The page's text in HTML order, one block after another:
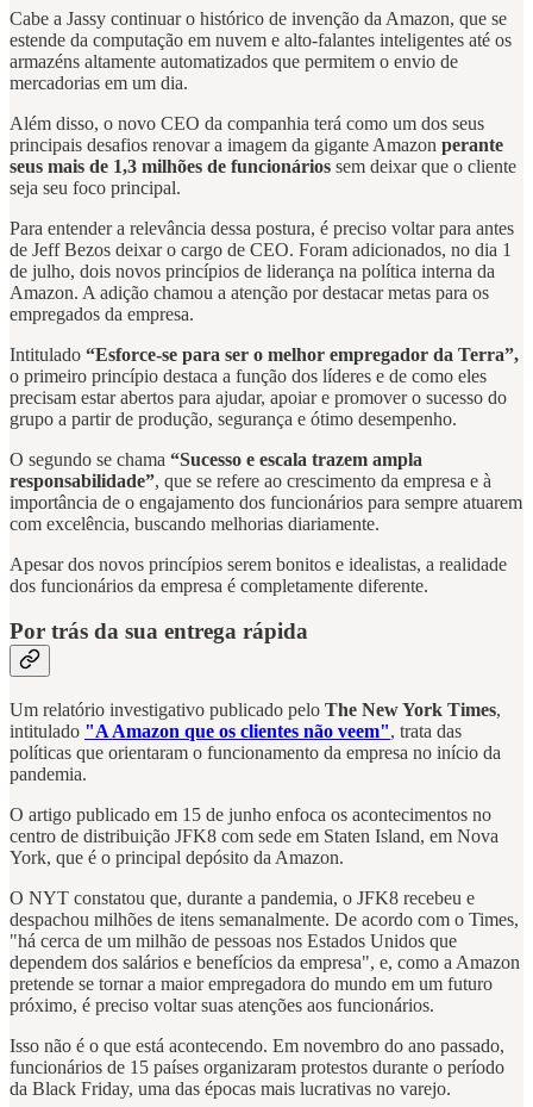
Cabe a Jassy continuar o histórico de invenção da Amazon, que se
estende da computação em nuvem e alto-falantes inteligentes até os
armazéns altamente automatizados que permitem o envio de
mercadorias em um dia.
Além disso, o novo CEO da companhia terá como um dos seus
principais desafios renovar a imagem da gigante Amazon perante
seus mais de 1,3 milhões de funcionários sem deixar que o cliente
seja seu foco principal.
Para entender a relevância dessa postura, é preciso voltar para antes
de Jeff Bezos deixar o cargo de CEO. Foram adicionados, no dia 1
de julho, dois novos princípios de liderança na política interna da
Amazon. A adição chamou a atenção por destacar metas para os
empregados da empresa.
Intitulado “Esforce-se para ser o melhor empregador da Terra”,
o primeiro princípio destaca a função dos líderes e de como eles
precisam estar abertos para ajudar, apoiar e promover o sucesso do
grupo a partir de produção, segurança e ótimo desempenho.
O segundo se chama “Sucesso e escala trazem ampla
responsabilidade”, que se refere ao crescimento da empresa e à
importância de o engajamento dos funcionários para sempre atuarem
com excelência, buscando melhorias diariamente.
Apesar dos novos princípios serem bonitos e idealistas, a realidade
dos funcionários da empresa é completamente diferente.
Por trás da sua entrega rápida
Um relatório investigativo publicado pelo The New York Times,
intitulado "A Amazon que os clientes não veem", trata das
políticas que orientaram o funcionamento da empresa no início da
pandemia.
O artigo publicado em 15 de junho enfoca os acontecimentos no
centro de distribuição JFK8 com sede em Staten Island, em Nova
York, que é o principal depósito da Amazon.
O NYT constatou que, durante a pandemia, o JFK8 recebeu e
despachou milhões de itens semanalmente. De acordo com o Times,
"há cerca de um milhão de pessoas nos Estados Unidos que
dependem dos salários e benefícios da empresa", e, como a Amazon
pretende se tornar a maior empregadora do mundo em um futuro
próximo, é preciso voltar suas atenções aos funcionários.
Isso não é o que está acontecendo. Em novembro do ano passado,
funcionários de 15 países organizaram protestos durante o período
da Black Friday, uma das épocas mais lucrativas no varejo.